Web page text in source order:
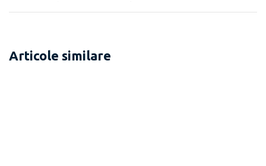
Articole similare